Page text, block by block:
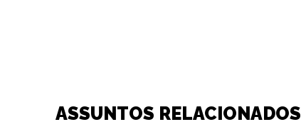
ASSUNTOS RELACIONADOS